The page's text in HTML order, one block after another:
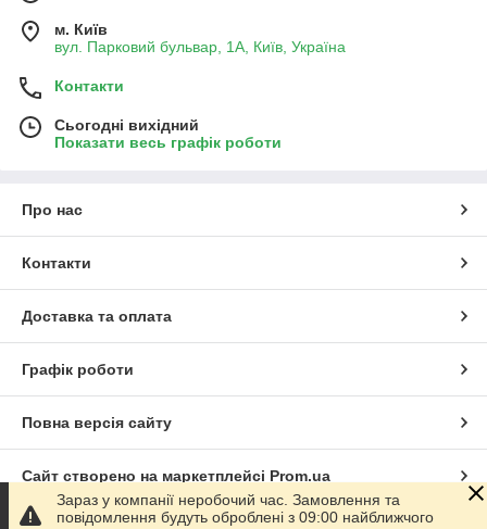
м. Київ
вул. Парковий бульвар, 1А, Київ, Україна
Контакти
Сьогодні вихідний
Показати весь графік роботи
Про нас
Контакти
Доставка та оплата
Графік роботи
Повна версія сайту
Сайт створено на маркетплейсі Prom.ua
Зараз у компанії неробочий час. Замовлення та
повідомлення будуть оброблені з 09:00 найближчого